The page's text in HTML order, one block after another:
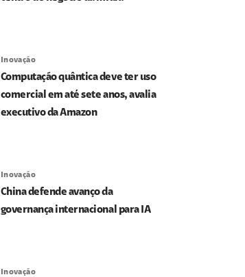
Inovação
Computação quântica deve ter uso
comercial em até sete anos, avalia
executivo da Amazon
Inovação
China defende avanço da
governança internacional para IA
Inovação